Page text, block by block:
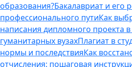
образования?Бакалавриат и его
профессионального путиКак
написания дипломного проекта в
гуманитарных вузахПлагиат в
нормы и последствияКак
отчисления: пошаговая